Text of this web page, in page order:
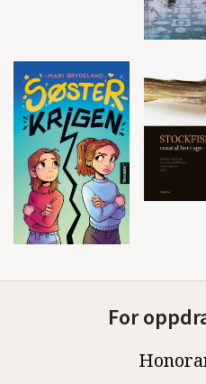
For